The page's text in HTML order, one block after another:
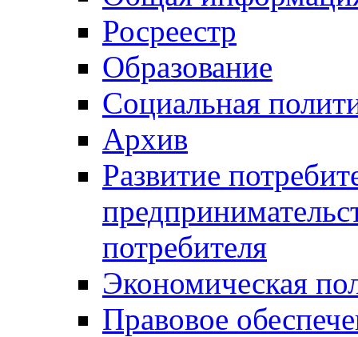
Росреестр
Образование
Социальная
Архив
Развитие
потребителя
Экономическая
Правовое